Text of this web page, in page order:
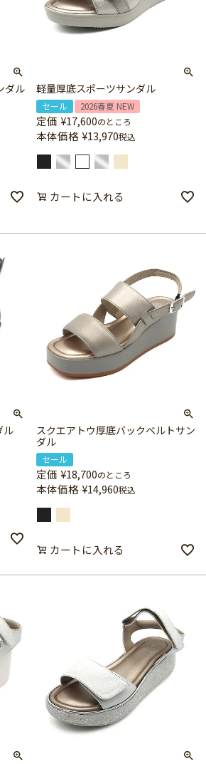
ダル 軽量厚底スポーツサンダル
セール 2026春夏 NEW
定価 ¥17,600のところ
本体価格 ¥13,970税込
カートに入れる
ル
スクエアトウ厚底バックベルトサン
ダル
セール
定価 ¥18,700のところ
本体価格 ¥14,960税込
カートに入れる